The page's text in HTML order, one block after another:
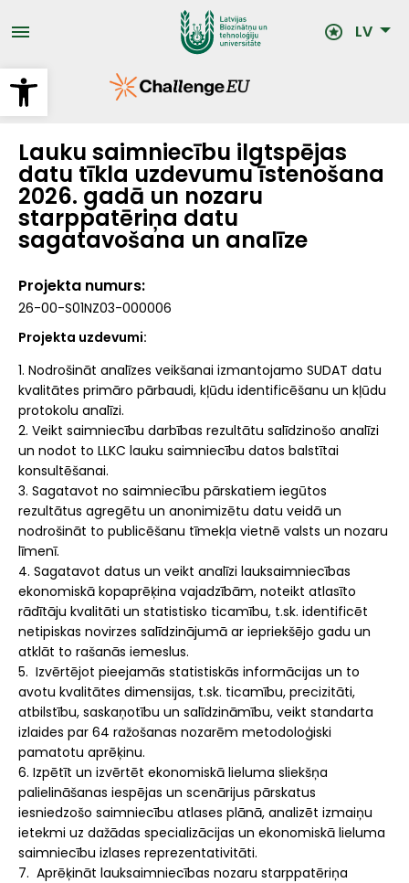
Open toolbar
uz
galveno LV
Lauku saimniecību ilgtspējas
datu tīkla uzdevumu īstenošana
2026. gadā un nozaru
starppatēriņa datu
sagatavošana un analīze
Projekta numurs
26-00-S01NZ03-000006
Projekta uzdevumi:
1. Nodrošināt analīzes veikšanai izmantojamo SUDAT datu
kvalitātes primāro pārbaudi, kļūdu identificēšanu un kļūdu
protokolu analīzi.
2. Veikt saimniecību darbības rezultātu salīdzinošo analīzi
un nodot to LLKC lauku saimniecību datos balstītai
konsultēšanai.
3. Sagatavot no saimniecību pārskatiem iegūtos
rezultātus agregētu un anonimizētu datu veidā un
nodrošināt to publicēšanu tīmekļa vietnē valsts un nozaru
līmenī.
4. Sagatavot datus un veikt analīzi lauksaimniecības
ekonomiskā kopaprēķina vajadzībām, noteikt atlasīto
rādītāju kvalitāti un statistisko ticamību, t.sk. identificēt
netipiskas novirzes salīdzinājumā ar iepriekšējo gadu un
atklāt to rašanās iemeslus.
5. Izvērtējot pieejamās statistiskās informācijas un to
avotu kvalitātes dimensijas, t.sk. ticamību, precizitāti,
atbilstību, saskaņotību un salīdzināmību, veikt standarta
izlaides par 64 ražošanas nozarēm metodoloģiski
pamatotu aprēķinu.
6. Izpētīt un izvērtēt ekonomiskā lieluma sliekšņa
palielināšanas iespējas un scenārijus pārskatus
iesniedzošo saimniecību atlases plānā, analizēt izmaiņu
ietekmi uz dažādas specializācijas un ekonomiskā lieluma
saimniecību izlases reprezentativitāti.
7. Aprēķināt lauksaimniecības nozaru starppatēriņa